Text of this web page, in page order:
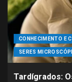
CONHECIMENTO E
SERES
Tardígrados: